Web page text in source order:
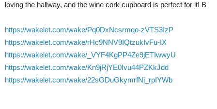
loving the hallway, and the wine cork cupboard is perfect for it! B
https://wakelet.com/wake/Pq0DxNcsrmqo-zVTS3IzP
https://wakelet.com/wake/rHc9NNV9IQtzukIvFu-IX
https://wakelet.com/wake/_VYF4KgPP4Ze9jETIwwyU
https://wakelet.com/wake/Kn9jRjYE0Ivu44PZKkJdd
https://wakelet.com/wake/22sGDuGkymrfNi_rpIYWb